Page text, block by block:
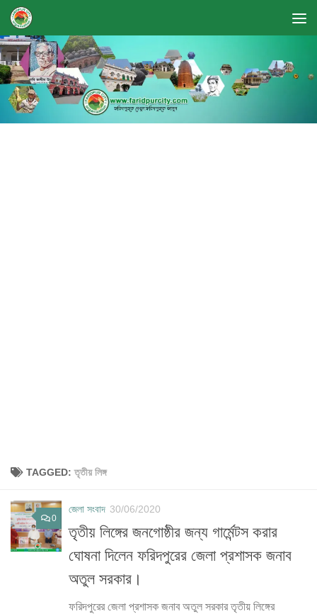
Skip to content
TAGGED:তৃতীয় লিঙ্গ
0
জেলা সংবাদ 30/06/2020
তৃতীয় লিঙ্গের জনগোষ্ঠীর জন্য গার্মেন্টস করার
ঘোষনা দিলেন ফরিদপুরের জেলা প্রশাসক জনাব
অতুল সরকার।
ফরিদপুরের জেলা প্রশাসক জনাব অতুল সরকার তৃতীয় লিঙ্গের